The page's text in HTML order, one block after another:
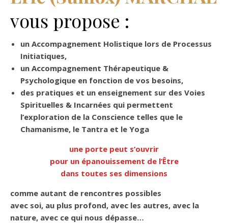
vous propose :
un Accompagnement Holistique lors de Processus
Initiatiques,
un Accompagnement Thérapeutique &
Psychologique en fonction de vos besoins,
des pratiques et un enseignement sur des Voies
Spirituelles & Incarnées qui permettent
l’exploration de la Conscience telles que le
Chamanisme, le Tantra et le Yoga
une porte peut s’ouvrir
pour un épanouissement de l’Être
dans toutes ses dimensions
comme autant de rencontres possibles
avec soi, au plus profond, avec les autres, avec la
nature, avec ce qui nous dépasse…